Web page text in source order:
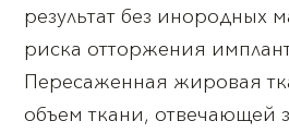
результат без инородных
риска отторжения
Пересаженная жировая
объем ткани, отвечающей